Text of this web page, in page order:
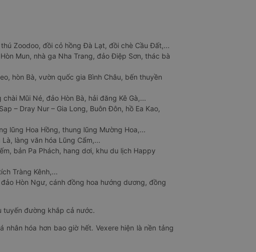
Zoodoo, đồi cỏ hồng Đà Lạt, đồi chè Cầu Đất,...
Mun, nhà ga Nha Trang, đảo Điệp Sơn, thác bà
hòn Bà, vườn quốc gia Bình Châu, bến thuyền
Mũi Né, đảo Hòn Bà, hải đăng Kê Gà,...
– Dray Nur – Gia Long, Buôn Đôn, hồ Ea Kao,
lũng Hoa Hồng, thung lũng Mường Hoa,...
làng văn hóa Lũng Cẩm,...
bản Pa Phách, hang dơi, khu du lịch Happy
Tràng Kênh,...
Hòn Ngư, cánh đồng hoa hướng dương, đồng
tuyến đường khắp cả nước.
hóa hơn bao giờ hết. Vexere hiện là nền tảng